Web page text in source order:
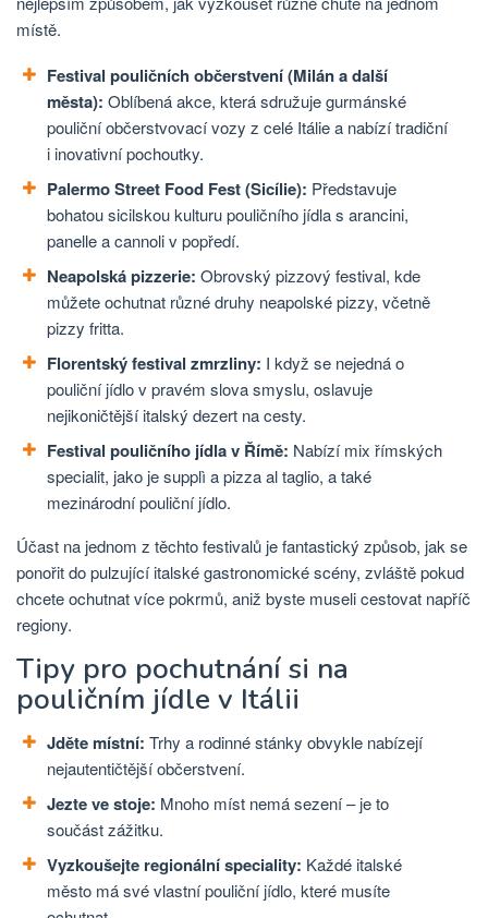
místě.
Festival pouličních občerstvení (Milán a další
města): Oblíbená akce, která sdružuje gurmánské
pouliční občerstvovací vozy z celé Itálie a nabízí tradiční
i inovativní pochoutky.
Palermo Street Food Fest (Sicílie): Představuje
bohatou sicilskou kulturu pouličního jídla s arancini,
panelle a cannoli v popředí.
Neapolská pizzerie: Obrovský pizzový festival, kde
můžete ochutnat různé druhy neapolské pizzy, včetně
pizzy fritta.
Florentský festival zmrzliny: I když se nejedná o
pouliční jídlo v pravém slova smyslu, oslavuje
nejikoničtější italský dezert na cesty.
Festival pouličního jídla v Římě: Nabízí mix římských
specialit, jako je supplì a pizza al taglio, a také
mezinárodní pouliční jídlo.
Účast na jednom z těchto festivalů je fantastický způsob, jak se
ponořit do pulzující italské gastronomické scény, zvláště pokud
chcete ochutnat více pokrmů, aniž byste museli cestovat napříč
regiony.
Tipy pro pochutnání si na
pouličním jídle v Itálii
Jděte místní: Trhy a rodinné stánky obvykle nabízejí
nejautentičtější občerstvení.
Jezte ve stoje: Mnoho míst nemá sezení – je to
součást zážitku.
Vyzkoušejte regionální speciality: Každé italské
město má své vlastní pouliční jídlo, které musíte